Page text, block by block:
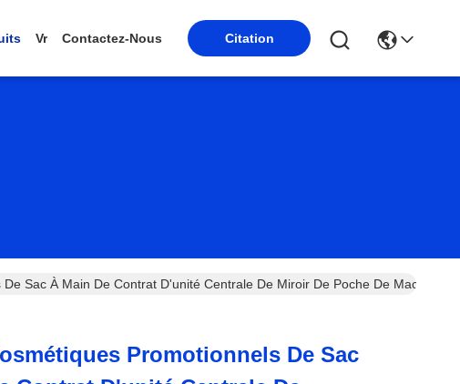
Vr Contactez-Nous Citation
Sac À Main De Contrat D'unité Centrale De Miroir De Poche De Macaron
Promotionnels De Sac